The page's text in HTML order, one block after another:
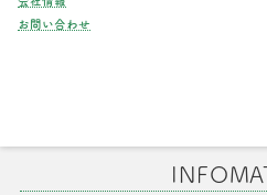
お問い合わせ